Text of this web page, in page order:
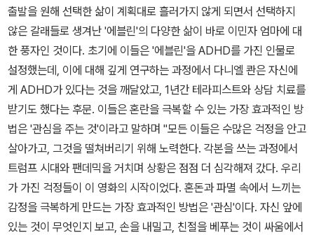
출발을 원해 선택한 삶이 계획대로 흘러가지 않게 되면서 선택하지
않은 갈래들로 생겨난 '에블린'의 다양한 삶이 바로 이민자 엄마에 대
한 풍자인 것이다. 초기에 이들은 '에블린'을 ADHD를 가진 인물로
설정했는데, 이에 대해 깊게 연구하는 과정에서 다니엘 콴은 자신에
게 ADHD가 있다는 것을 깨달았고, 1년간 테라피스트와 상담 치료를
받기도 했다는 후문. 이들은 혼란을 극복할 수 있는 가장 효과적인 방
법은 '관심을 주는 것'이라고 말하며 "모든 이들은 수많은 걱정을 안고
살아가고, 그것을 떨쳐버리기 위해 노력한다. 각본을 쓰는 과정에서
트럼프 시대와 팬데믹을 거치며 상황은 점점 더 심각해져 갔다. 우리
가 가진 걱정들이 이 영화의 시작이었다. 혼돈과 파멸 속에서 느끼는
감정을 극복하게 만드는 가장 효과적인 방법은 '관심'이다. 자신 앞에
있는 것이 무엇인지 보고, 손을 내밀고, 친절을 베푸는 것이 싸움에서